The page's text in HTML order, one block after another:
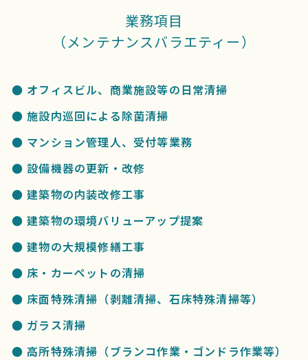
業務項目
（メンテナンスバラエティー）
● オフィスビル、商業施設等の⽇常清掃
● 施設内巡回による除菌清掃
● マンション管理⼈、受付等業務
● 設備機器の更新・改修
● 建築物の内装改修工事
● 建築物の環境バリューアップ提案
● 建物の大規模修繕工事
● 床・カーペットの清掃
● 床⾯特殊清掃（剥離清掃、石床特殊清掃等）
● ガラス清掃
● ⾼所特殊清掃（ブランコ作業・ゴンドラ作業等）